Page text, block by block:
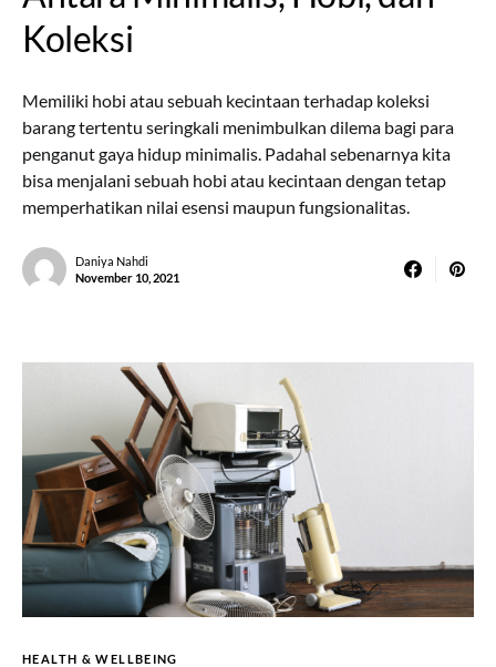
Koleksi
Memiliki hobi atau sebuah kecintaan terhadap koleksi
barang tertentu seringkali menimbulkan dilema bagi para
penganut gaya hidup minimalis. Padahal sebenarnya kita
bisa menjalani sebuah hobi atau kecintaan dengan tetap
memperhatikan nilai esensi maupun fungsionalitas.
Daniya Nahdi
November 10, 2021
HEALTH & WELLBEING